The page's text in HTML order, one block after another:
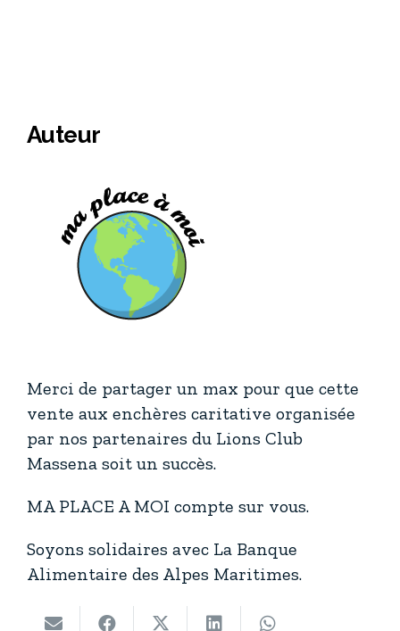
Auteur
Merci de partager un max pour que cette
vente aux enchères caritative organisée
par nos partenaires du Lions Club
Massena soit un succès.
MA PLACE A MOI compte sur vous.
Soyons solidaires avec La Banque
Alimentaire des Alpes Maritimes.